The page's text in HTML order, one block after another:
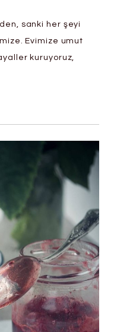
sanki her şeyi
Evimize umut
kuruyoruz,